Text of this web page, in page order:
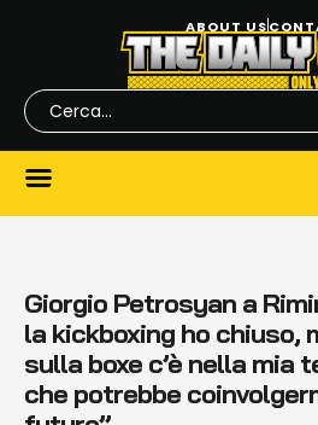
ABOUT US
Giorgio Petrosyan a
la kickboxing ho chiuso,
sulla boxe c’è nella mia
che potrebbe